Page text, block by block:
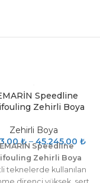
Speedline
Zehirli Boya
Zehirli Boya
₺ –45.245,00 ₺
Speedline
Zehirli Boya
teknelerde kullanılan